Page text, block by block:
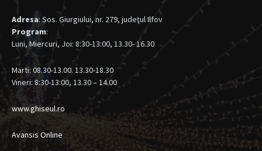
Adresa: Sos. Giurgiului, nr. 279, judeţul Ilfov
Program:
Luni, Miercuri, Joi: 8:30-13:00, 13.30- 16.30
Marti: 08.30-13.00. 13.30-18.30
Vineri: 8:30-13:00, 13.30 – 14.00
www.ghiseul.ro
Avansis Online